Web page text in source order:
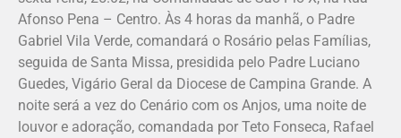
Afonso Pena – Centro. Às 4 horas da manhã, o Padre
Gabriel Vila Verde, comandará o Rosário pelas Famílias,
seguida de Santa Missa, presidida pelo Padre Luciano
Guedes, Vigário Geral da Diocese de Campina Grande. A
noite será a vez do Cenário com os Anjos, uma noite de
louvor e adoração, comandada por Teto Fonseca, Rafael